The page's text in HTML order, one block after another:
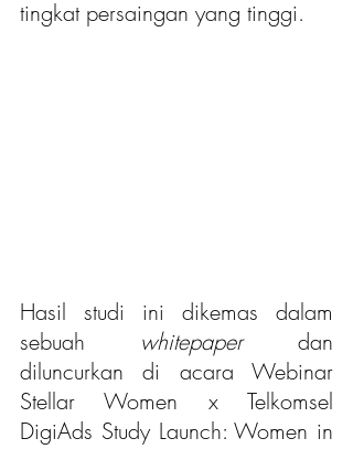
tingkat persaingan yang tinggi.
Hasil studi ini dikemas dalam
sebuah whitepaper dan
diluncurkan di acara Webinar
Stellar Women x Telkomsel
DigiAds Study Launch: Women in